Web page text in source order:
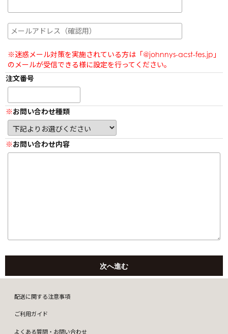
会員規約
プライバシーポリシー
※迷惑メール対策を実施されている方は「@johnnys-acst-fes.jp」
のメールが受信できる様に設定を行ってください。
注文番号
お問い合わせ種類
お問い合わせ内容
配送に関する注意事項
ご利用ガイド
よくある質問・お問い合わせ